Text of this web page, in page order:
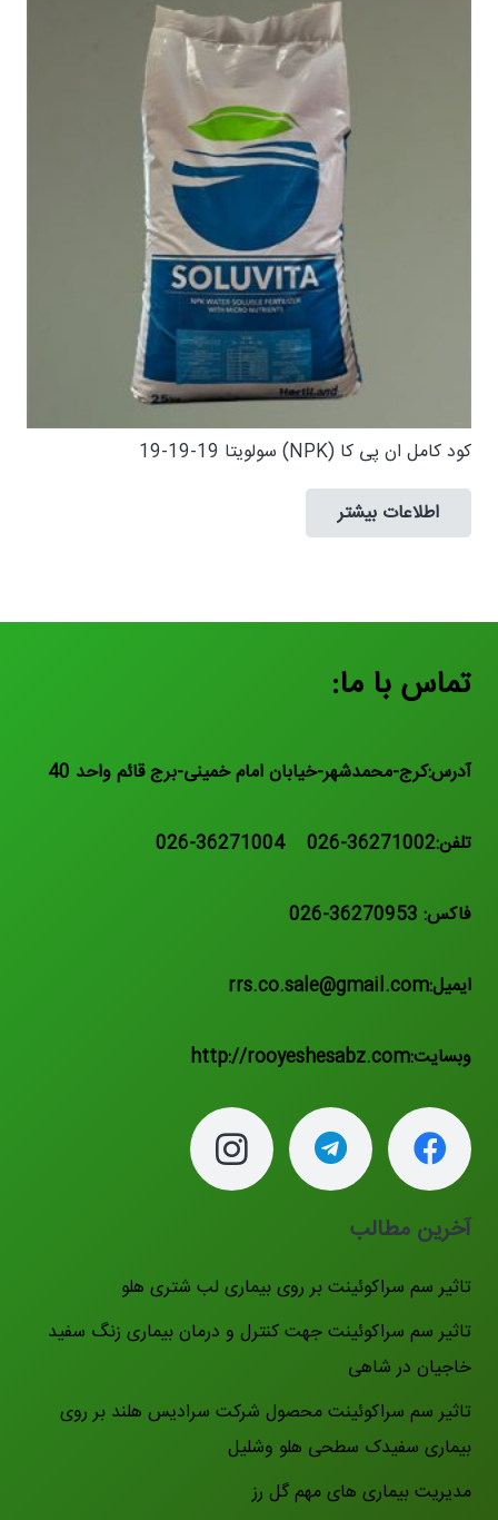
کود کامل ان پی کا (NPK) سولویتا 19-19-19
اطلاعات بیشتر
تماس با ما:
آدرس:کرج-محمدشهر-خیابان امام خمینی-برج قائم واحد 40
تلفن:36271002-026 36271004-026
فاکس: 36270953-026
ایمیل:rrs.co.sale@gmail.com
وبسایت:http://rooyeshesabz.com
آخرین مطالب
تاثیر سم سراکوئینت بر روی بیماری لب شتری هلو
تاثیر سم سراکوئینت جهت کنترل و درمان بیماری زنگ سفید
خاجیان در شاهی
تاثیر سم سراکوئینت محصول شرکت سرادیس هلند بر روی
بیماری سفیدک سطحی هلو وشلیل
مدیریت بیماری های مهم گل رز